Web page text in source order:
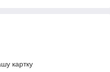
картку